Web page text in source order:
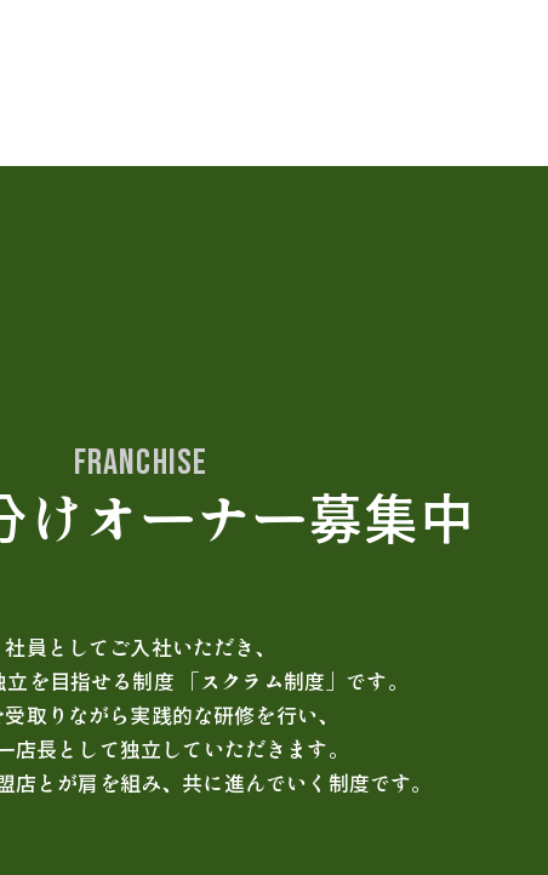
けオーナー募集中
社員としてご入社いただき、
を目指せる制度 「スクラム制度」です。
取りながら実践的な研修を行い、
店長として独立していただきます。
店とが肩を組み、共に進んでいく制度です。